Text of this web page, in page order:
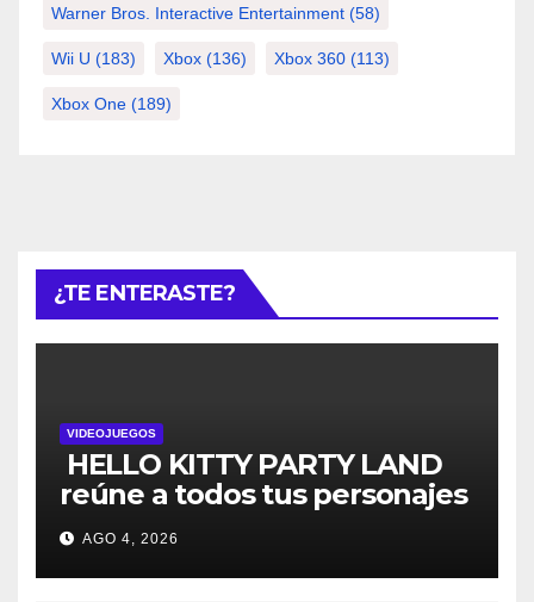
Warner Bros. Interactive Entertainment (58)
Wii U (183) Xbox (136) Xbox 360 (113)
Xbox One (189)
¿TE ENTERASTE?
VIDEOJUEGOS
HELLO KITTY PARTY LAND
reúne a todos tus personajes
favoritos en un solo lugar; ya
están disponibles las
preventas digitales
AGO 4, 2026